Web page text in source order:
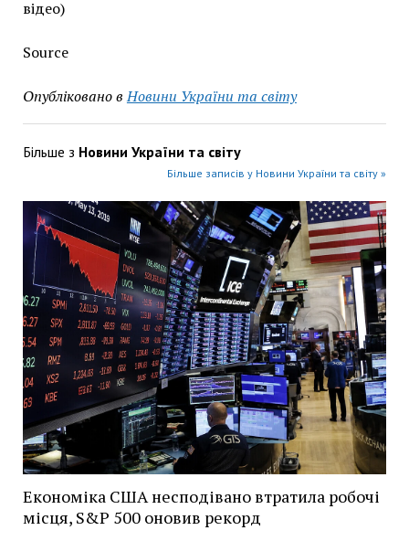
відео)
Source
Опубліковано в Новини України та світу
Більше з Новини України та світу
Більше записів у Новини України та світу »
Економіка США несподівано втратила робочі
місця, S&P 500 оновив рекорд